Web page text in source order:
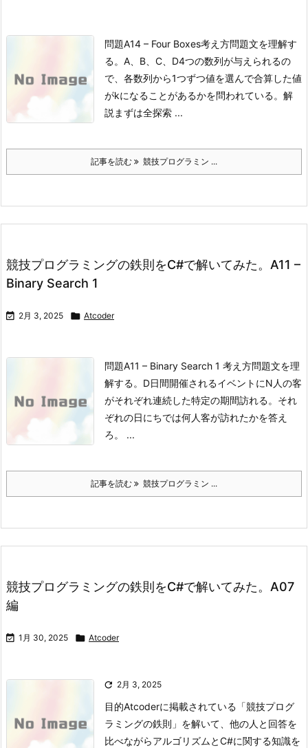
問題A14 – Four Boxes考え方問題文を理解す
る。 A、B、C、D4つの数列が与えられるの
で、各数列から1つずつ値を選んで合算した値
がkになることがあるかを問われている。 解
説 まずは全探索 ...
記事を読む 競技プログラミン ...
競技プログラミングの鉄則をC#で解いてみた。A11 –
Binary Search 1
 2月 3, 2025  Atcoder
問題A11 – Binary Search 1 考え方問題文を理
解する。 D日間開催されるイベントにN人の客
がそれぞれ連続した特定の期間訪れる。 それ
ぞれの日にちでは何人客が訪れたかを答え
ろ。 ...
記事を読む 競技プログラミン ...
競技プログラミングの鉄則をC#で解いてみた。A07
編
 1月 30, 2025  Atcoder
 2月 3, 2025
目的Atcoderに掲載されている「競技プログ
ラミングの鉄則」を解いて、他の人と回答を
比べながらアルゴリズムとC#に関する知識を